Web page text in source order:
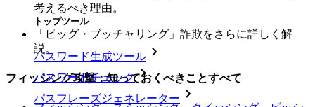
トップツール
パスワード生成ツール
パスワードチェック
パスフレーズジェネレーター
考えるべき理由。
「ピッグ・ブッチャリング」詐欺をさらに詳しく解
説。
フィッシング攻撃：知っておくべきことすべて